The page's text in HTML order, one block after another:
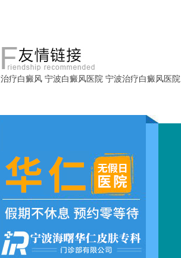
疗白癜风 宁波白癜风医院 宁波治疗白癜风医院